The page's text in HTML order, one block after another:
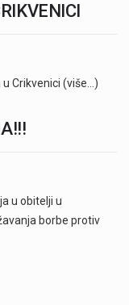
Crikvenici (više…)
u obitelji u
borbe protiv